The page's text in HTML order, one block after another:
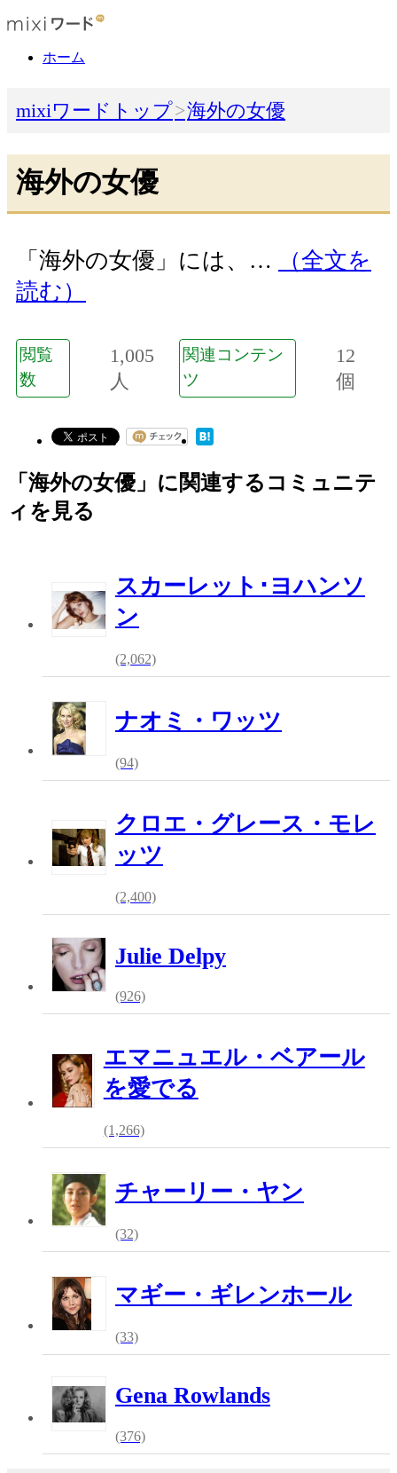
ホーム
mixiワードトップ 海外の女優
海外の女優
「海外の女優」には、…
（全文を
読む）
閲覧
数
1,005
人
関連コンテン
ツ
12
個
「海外の女優」に関連するコミュニテ
ィを見る
スカーレット･ヨハンソ
ン
(2,062)
ナオミ・ワッツ
(94)
クロエ・グレース・モレ
ッツ
(2,400)
Julie Delpy
(926)
エマニュエル・ベアール
を愛でる
(1,266)
チャーリー・ヤン
(32)
マギー・ギレンホール
(33)
Gena Rowlands
(376)